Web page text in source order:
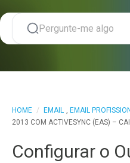
HOME / EMAIL , EMAIL
2013 COM ACTIVESYNC (EAS) –
Configurar o